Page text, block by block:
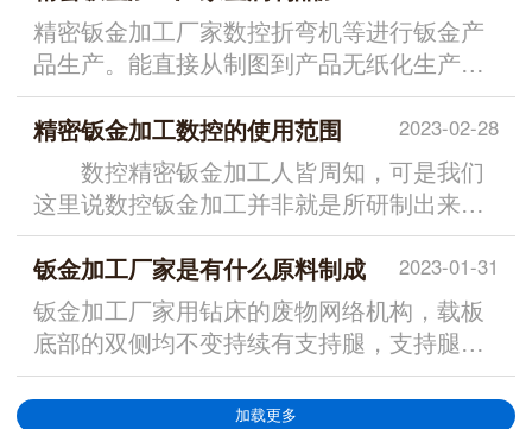
精密钣金加工厂家数控折弯机等进行钣金产
品生产。能直接从制图到产品无纸化生产。
适合...
2023-02-28
精密钣金加工数控的使用范围
数控精密钣金加工人皆周知，可是我们
这里说数控钣金加工并非就是所研制出来
的，不...
2023-01-31
钣金加工厂家是有什么原料制成
钣金加工厂家用钻床的废物网络机构，载板
底部的双侧均不变持续有支持腿，支持腿内
侧的...
加载更多